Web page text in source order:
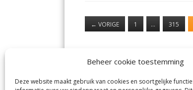
Beheer cookie toestemming
Deze website maakt gebruik van cookies en soortgelijke
← VORIGE 1 … 315
De Nieuwe Meerbode